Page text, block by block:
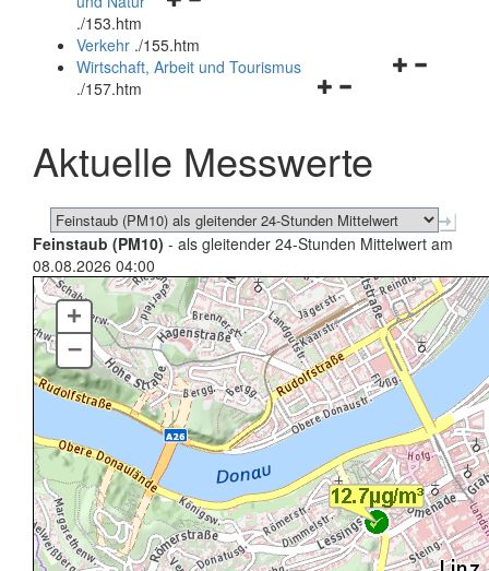
und
schließen
./153.htm
Verkehr ./155.htm
Navigationsmenü
schließen
Wirtschaft, Arbeit und Tourismus
./157.htm
Aktuelle Messwerte
Feinstaub (PM10) - als gleitender 24-Stunden Mittelwert am
08.08.2026 04:00
+
–